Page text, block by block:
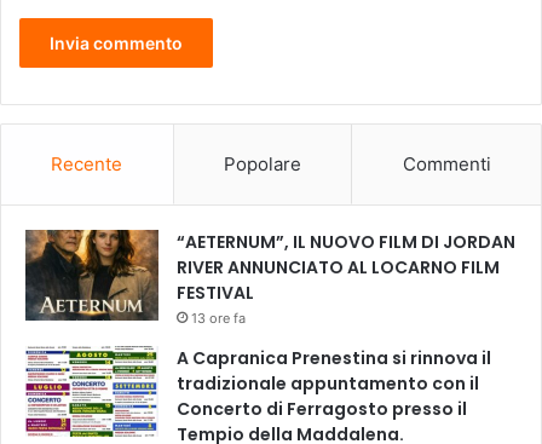
Recente Popolare Commenti
“AETERNUM”, IL NUOVO FILM DI JORDAN
RIVER ANNUNCIATO AL LOCARNO FILM
FESTIVAL
13 ore fa
A Capranica Prenestina si rinnova il
tradizionale appuntamento con il
Concerto di Ferragosto presso il
Tempio della Maddalena.